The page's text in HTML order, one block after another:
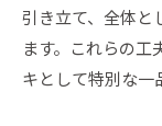
引き立て、全体と
ます。これらの
キとして特別な一